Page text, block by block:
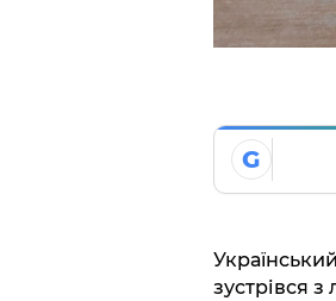
G
зустрівся